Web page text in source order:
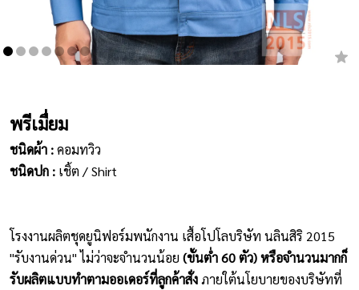
ชุดคลุมท้อง
ผลิตภัณฑ์อื่นๆ
ตัวอย่างปกเสื้อโปโล
สีผ้า
พรีเมื่ยม
ชนิดผ้า :คอมทวิว
ชนิดปก : เชิ้ต / Shirt
โรงงานผลิตชุดยูนิฟอร์มพนักงาน เสื้อโปโลบริษัท นลินสิริ 2015
"รับงานด่วน" ไม่ว่าจะจำนวนน้อย (ขั้นต่ำ 60 ตัว) หรือจำนวนมากก็
รับผลิตแบบทำตามออเดอร์ที่ลูกค้าสั่งภายใต้นโยบายของบริษัทที่